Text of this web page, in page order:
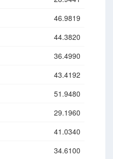
46.9819
44.3820
36.4990
43.4192
51.9480
29.1960
41.0340
34.6100